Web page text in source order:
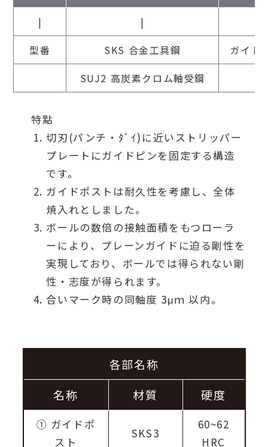
|
|
型番
SKS 合金工具鋼
ガイド
SUJ2 高炭素クロム軸受鋼
特點
切刃(パンチ・ﾀﾞｲ)に近いストリッパー
プレートにガイドピンを固定する構造
です。
ガイドポストは耐久性を考慮し、全体
焼入れとしました。
ボールの数倍の接触面積をもつローラ
ーにより、プレーンガイドに迫る剛性を
実現しており、ボールでは得られない剛
性・志度が得られます。
合いマーク時の同軸度 3μｍ 以内。
各部名称
名称
材質 硬度
① ガイドポ
スト
SKS3
60~62
HRC